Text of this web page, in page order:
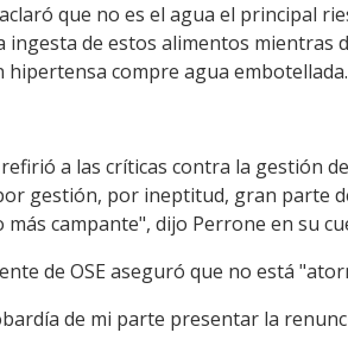
que no es el agua el principal
ingesta de estos alimentos mientras
hipertensa compre agua embotellada.
a las críticas contra la gestión
gestión, por ineptitud, gran parte
más campante", dijo Perrone en su
de OSE aseguró que no está
de mi parte presentar la